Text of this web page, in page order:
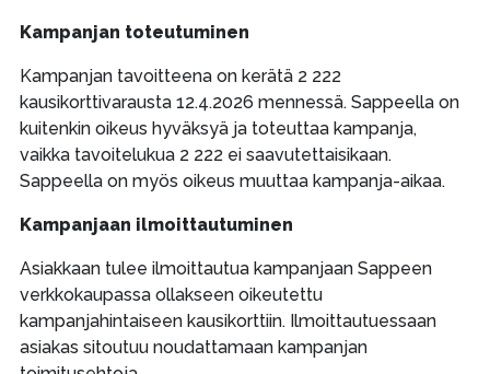
Kampanjan toteutuminen
Kampanjan tavoitteena on kerätä 2 222
kausikorttivarausta 12.4.2026 mennessä. Sappeella on
kuitenkin oikeus hyväksyä ja toteuttaa kampanja,
vaikka tavoitelukua 2 222 ei saavutettaisikaan.
Sappeella on myös oikeus muuttaa kampanja-aikaa.
Kampanjaan ilmoittautuminen
Asiakkaan tulee ilmoittautua kampanjaan Sappeen
verkkokaupassa ollakseen oikeutettu
kampanjahintaiseen kausikorttiin. Ilmoittautuessaan
asiakas sitoutuu noudattamaan kampanjan